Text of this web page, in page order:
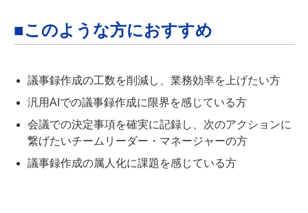
■このような方におすすめ
議事録作成の工数を削減し、業務効率を上げたい方
汎用AIでの議事録作成に限界を感じている方
会議での決定事項を確実に記録し、次のアクションに
繋げたいチームリーダー・マネージャーの方
議事録作成の属人化に課題を感じている方